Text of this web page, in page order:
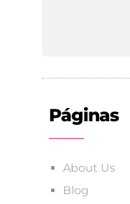
Páginas
About Us
Blog